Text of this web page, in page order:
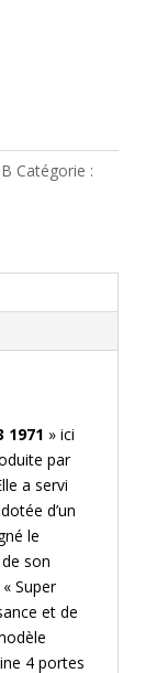
Catégorie :
1971 » ici
par
a servi
d’un
le
son
Super
et de
4 portes